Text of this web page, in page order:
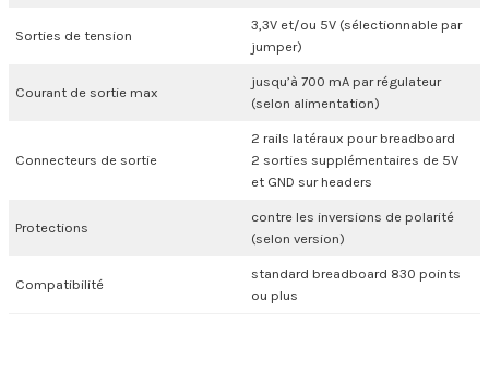
Sorties de tension
3,3V et/ou 5V (sélectionnable par
jumper)
Courant de sortie max
jusqu’à 700 mA par régulateur
(selon alimentation)
Connecteurs de sortie
2 rails latéraux pour breadboard
2 sorties supplémentaires de 5V
et GND sur headers
Protections
contre les inversions de polarité
(selon version)
Compatibilité
standard breadboard 830 points
ou plus